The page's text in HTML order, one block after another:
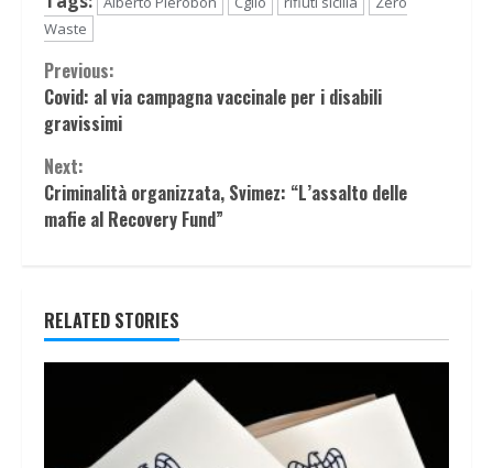
Waste
Continue
Reading
Previous:
Covid: al via campagna vaccinale per i disabili
gravissimi
Next:
Criminalità organizzata, Svimez: “L’assalto delle
mafie al Recovery Fund”
RELATED STORIES